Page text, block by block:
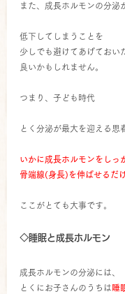
また、成長ホルモンの分泌
低下してしまうことを
少しでも避けてあげておい
良いかもしれません。
つまり、子ども時代
とく分泌が最大を迎える思
いかに成長ホルモンをしっ
骨端線(身長)を伸ばせるだ
ここがとても大事です。
◇睡眠と成長ホルモン
成長ホルモンの分泌には、
とくにお子さんのうちは睡